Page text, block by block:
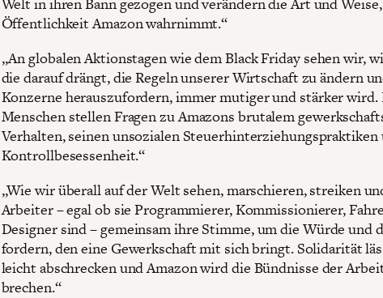
Öffentlichkeit Amazon wahrnimmt.“
„An globalen Aktionstagen wie dem Black Friday sehen wir,
die darauf drängt, die Regeln unserer Wirtschaft zu ändern
Konzerne herauszufordern, immer mutiger und stärker
Menschen stellen Fragen zu Amazons brutalem
Verhalten, seinen unsozialen Steuerhinterziehungspraktiken
Kontrollbesessenheit.“
„Wie wir überall auf der Welt sehen, marschieren, streiken
Arbeiter – egal ob sie Programmierer, Kommissionierer,
Designer sind – gemeinsam ihre Stimme, um die Würde und
fordern, den eine Gewerkschaft mit sich bringt. Solidarität
leicht abschrecken und Amazon wird die Bündnisse der
brechen.“